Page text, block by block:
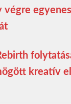
végre
kreatív